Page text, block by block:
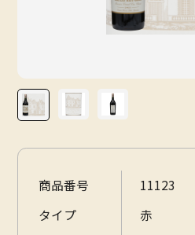
商品番号
11123
タイプ
赤